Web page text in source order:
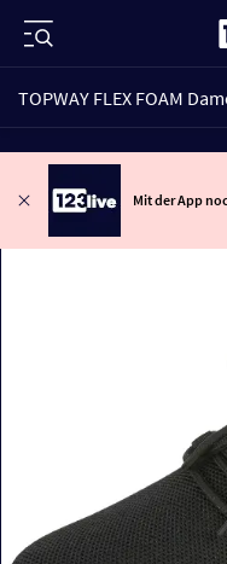
TOPWAY FLEX FOAM
Mit der App